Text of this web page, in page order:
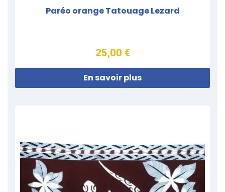
Paréo orange Tatouage Lezard
25,00 €
En savoir plus